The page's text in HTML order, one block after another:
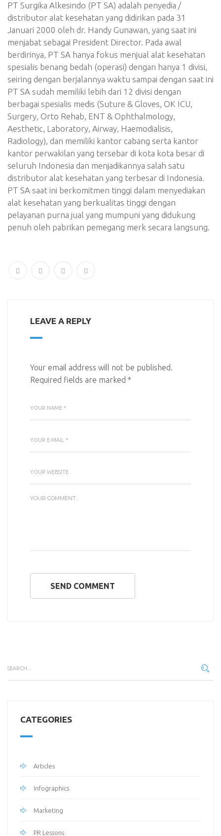
PT Surgika Alkesindo (PT SA) adalah penyedia /
distributor alat kesehatan yang didirikan pada 31
Januari 2000 oleh dr. Handy Gunawan, yang saat ini
menjabat sebagai President Director. Pada awal
berdirinya, PT SA hanya fokus menjual alat kesehatan
spesialis benang bedah (operasi) dengan hanya 1 divisi,
seiring dengan berjalannya waktu sampai dengan saat ini
PT SA sudah memiliki lebih dari 12 divisi dengan
berbagai spesialis medis (Suture & Gloves, OK ICU,
Surgery, Orto Rehab, ENT & Ophthalmology,
Aesthetic, Laboratory, Airway, Haemodialisis,
Radiology), dan memiliki kantor cabang serta kantor
kantor perwakilan yang tersebar di kota kota besar di
seluruh Indonesia dan menjadikannya salah satu
distributor alat kesehatan yang terbesar di Indonesia.
PT SA saat ini berkomitmen tinggi dalam menyediakan
alat kesehatan yang berkualitas tinggi dengan
pelayanan purna jual yang mumpuni yang didukung
penuh oleh pabrikan pemegang merk secara langsung.
LEAVE A REPLY
Your email address will not be published.
Required fields are marked *
SEND COMMENT
CATEGORIES
Articles
Infographics
Marketing
PR Lessons